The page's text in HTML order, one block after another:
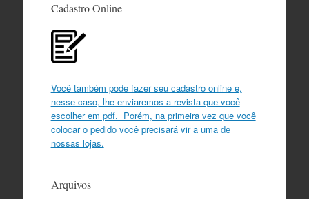
Cadastro Online
Você também pode fazer seu cadastro online e,
nesse caso, lhe enviaremos a revista que você
escolher em pdf. Porém, na primeira vez que você
colocar o pedido você precisará vir a uma de
nossas lojas.
Arquivos